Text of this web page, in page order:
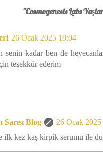
"Cosmogenesis Labs
26 Ocak 2025 19:04
senin kadar ben de
teşekkür ederim
Sarısı Blog
26 Ocak 2025
ilk kez kaş kirpik serumu ile